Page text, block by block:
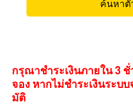
กรุณาชำระเงินภายใน 3
จอง หากไม่ชำระเงินระบ
มัติ